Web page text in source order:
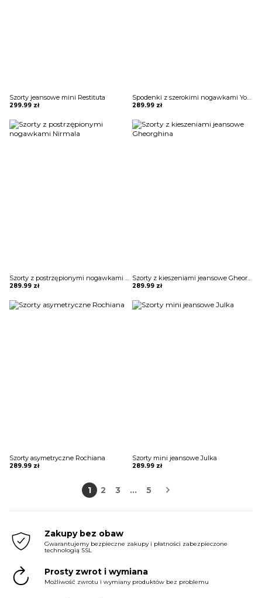
Szorty jeansowe mini Restituta
299.99 zł
Spodenki z szerokimi nogawkami Yosma
289.99 zł
289.99 zł 289.99 zł
Szorty asymetryczne Rochiana
289.99 zł
Szorty mini jeansowe Julka
289.99 zł
1 2 3 … 5
Zakupy bez obaw
Gwarantujemy bezpieczne zakupy i płatności zabezpieczone
technologią SSL
Prosty zwrot i wymiana
Możliwość zwrotu i wymiany produktów bez problemu